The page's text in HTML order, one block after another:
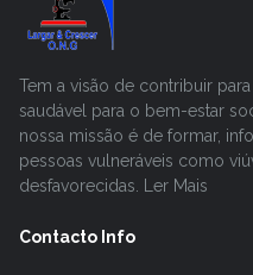
Tem a visão de contribuir
saudável para o bem-estar
nossa missão é de formar,
pessoas vulneráveis como
desfavorecidas. Ler Mais
Contacto Info